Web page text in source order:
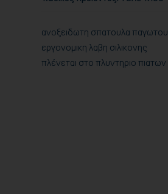
ανοξειδωτη σπατουλα παγωτου
εργονομικη λαβη σιλικονης
πλένεται στο πλυντηριο πιατων